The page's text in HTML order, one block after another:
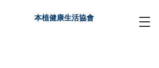
本植健康生活協會